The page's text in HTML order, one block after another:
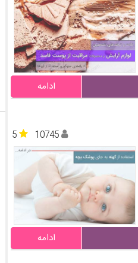
ادامه
5
10745
ادامه